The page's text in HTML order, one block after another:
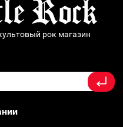
рок магазин